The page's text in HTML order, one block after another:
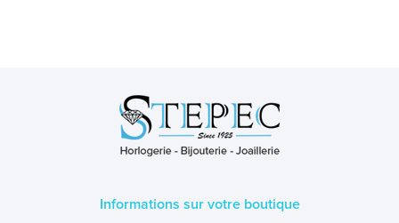
Informations sur votre boutique